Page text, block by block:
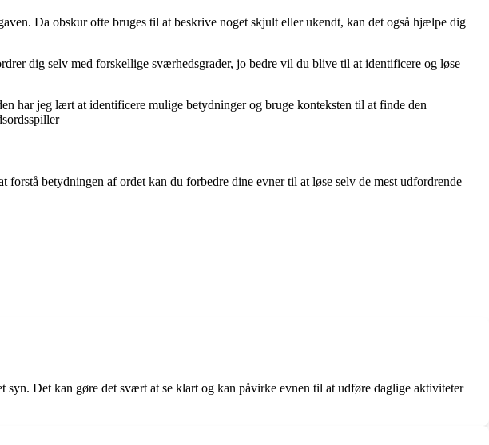
Da obskur ofte bruges til at beskrive noget skjult eller ukendt, kan det også hjælpe dig
dig selv med forskellige sværhedsgrader, jo bedre vil du blive til at identificere og løse
har jeg lært at identificere mulige betydninger og bruge konteksten til at finde den
betydningen af ordet kan du forbedre dine evner til at løse selv de mest udfordrende
Det kan gøre det svært at se klart og kan påvirke evnen til at udføre daglige aktiviteter